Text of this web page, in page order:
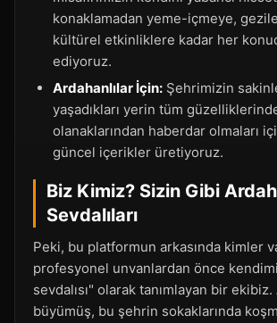
konaklamadan yeme-içmeye,
kültürel etkinliklere kadar her
ediyoruz.
Ardahanlılar İçin: Şehrimizin
yaşadıkları yerin tüm
olanaklarından haberdar olmaları
güncel içerikler üretiyoruz.
Biz Kimiz? Sizin Gibi
Sevdalıları
Peki, bu platformun arkasında kimler
profesyonel unvanlardan önce
sevdalısı" olarak tanımlayan bir ekibiz.
büyümüş, bu şehrin sokaklarında